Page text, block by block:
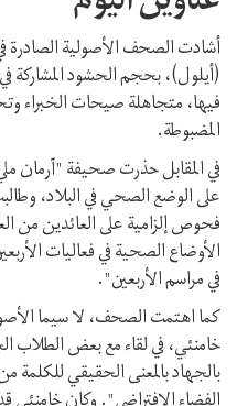
(أيلول)، بحجم الحشود المشاركة
فيها، متجاهلة صيحات الخبراء
المضبوطة.
في المقابل حذرت صحيفة "آرمان
على الوضع الصحي في البلاد،
فحوص إلزامية على العائدين
الأوضاع الصحية في فعاليات
في مراسم الأربعين".
كما اهتمت الصحف، لا سيما
خامنئي، في لقاء مع بعض الطلاب
بالجهاد بالمعنى الحقيقي